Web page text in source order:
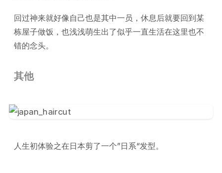
回过神来就好像自己也是其中一员，休息后就要回到某
栋屋子做饭，也浅浅萌生出了似乎一直生活在这里也不
错的念头。
其他
人生初体验之在日本剪了一个”日系“发型。